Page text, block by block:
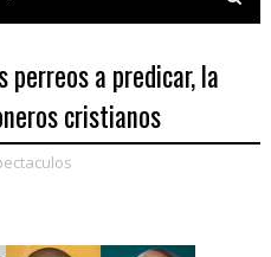
perreos a predicar, la
cristianos